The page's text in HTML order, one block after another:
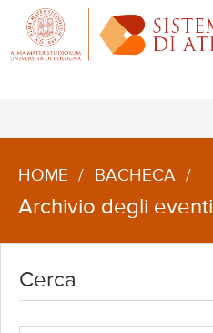
HOME / BACHECA /
Archivio degli eventi
Cerca